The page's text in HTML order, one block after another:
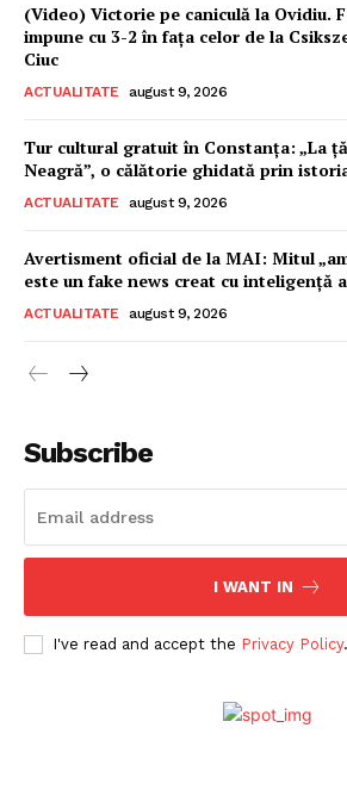
(Video) Victorie pe caniculă la Ovidiu.
impune cu 3-2 în fața celor de la
Ciuc
ACTUALITATE august 9, 2026
Tur cultural gratuit în Constanța: „La
Neagră”, o călătorie ghidată prin
ACTUALITATE august 9, 2026
Avertisment oficial de la MAI: Mitul
este un fake news creat cu inteligență
ACTUALITATE august 9, 2026
Subscribe
I WANT IN
I've read and accept the Privacy Policy.